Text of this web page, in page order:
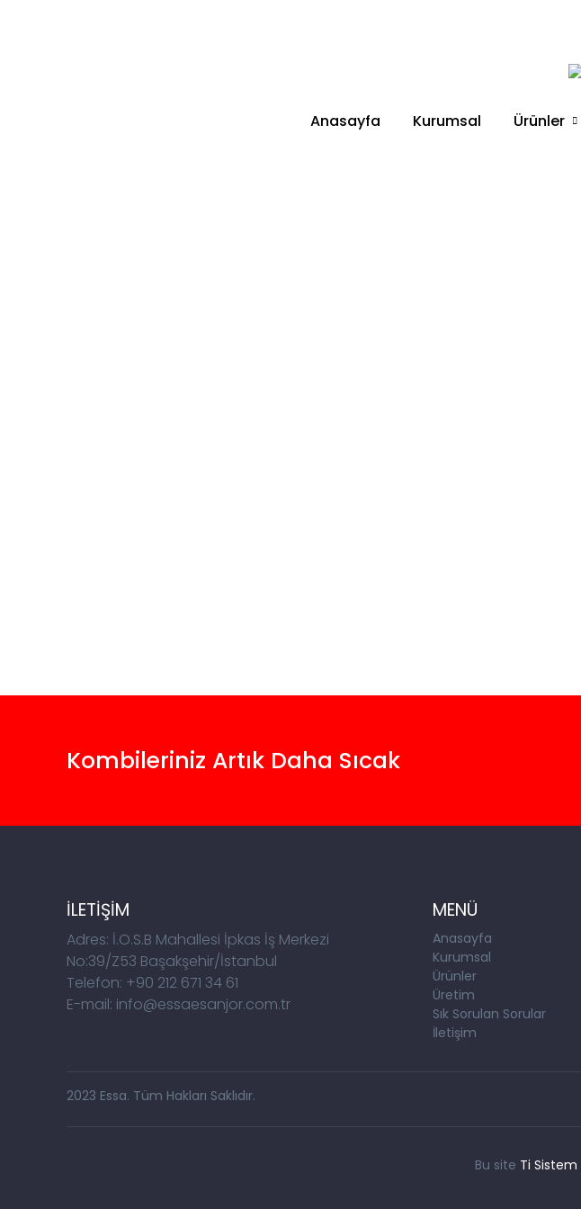
Anasayfa Kurumsal Ürünler
Kombileriniz Artık Daha Sıcak
İLETİŞİM
Adres: İ.O.S.B Mahallesi İpkas İş Merkezi
No:39/Z53 Başakşehir/İstanbul
Telefon: +90 212 671 34 61
E-mail: info@essaesanjor.com.tr
MENÜ
Anasayfa
Kurumsal
Ürünler
Üretim
Sık Sorulan Sorular
İletişim
2023 Essa. Tüm Hakları Saklıdır.
Bu site Ti Sistem